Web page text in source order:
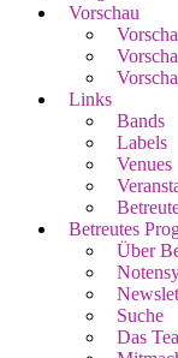
Vorschau
Links
Bands
Labels
Venues
Betreutes
Über
Suche
Das